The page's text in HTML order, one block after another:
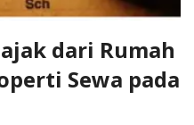
dari Rumah
Sewa pada